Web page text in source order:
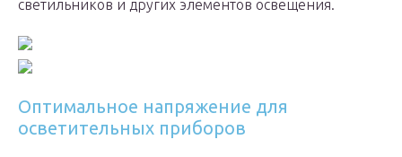
светильников и других элементов освещения.
Оптимальное напряжение для
осветительных приборов